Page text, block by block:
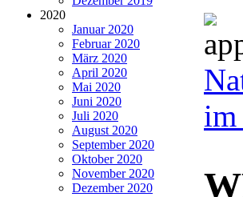
2020
Januar 2020
Februar 2020
März 2020
April 2020
Mai 2020
Juni 2020
Juli 2020
August 2020
September 2020
Oktober 2020
November 2020
Dezember 2020